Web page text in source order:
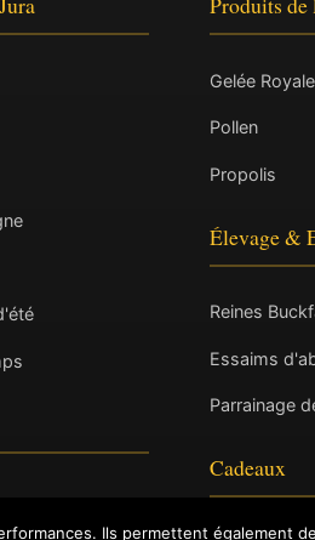
Gelée
Pollen
Propolis
Élevage &
Reines
Essaims
Parrainage
Cadeaux
Ils permettent également